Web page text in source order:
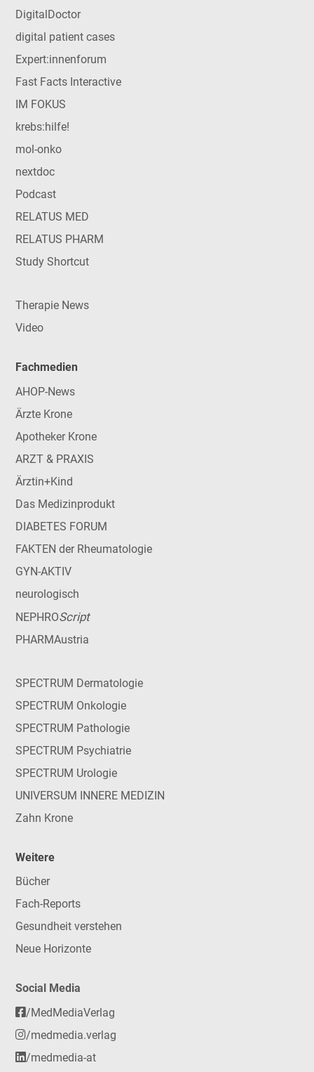
DigitalDoctor
digital patient cases
Expert:innenforum
Fast Facts Interactive
IM FOKUS
krebs:hilfe!
mol-onko
nextdoc
Podcast
RELATUS MED
RELATUS PHARM
Study Shortcut
Therapie News
Video
Fachmedien
AHOP-News
Ärzte Krone
Apotheker Krone
ARZT & PRAXIS
Ärztin+Kind
Das Medizinprodukt
DIABETES FORUM
FAKTEN der Rheumatologie
GYN-AKTIV
neurologisch
NEPHROScript
PHARMAustria
SPECTRUM Dermatologie
SPECTRUM Onkologie
SPECTRUM Pathologie
SPECTRUM Psychiatrie
SPECTRUM Urologie
UNIVERSUM INNERE MEDIZIN
Zahn Krone
Weitere
Bücher
Fach-Reports
Gesundheit verstehen
Neue Horizonte
Social Media
/MedMediaVerlag
/medmedia.verlag
/medmedia-at